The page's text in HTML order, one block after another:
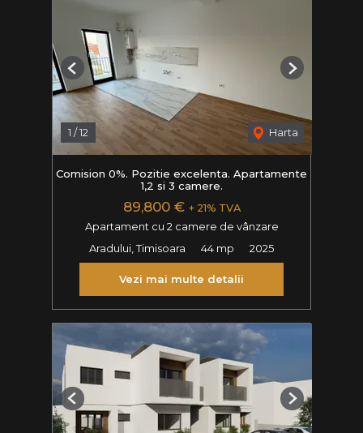
1 /12 Harta
Previous Next
Comision 0%. Pozitie excelenta. Apartamente
1,2 si 3 camere.
89,800 € + 21% TVA
Apartament cu 2 camere de vânzare
Aradului, Timisoara
44 mp 2025
Vezi mai multe detalii
Previous Next